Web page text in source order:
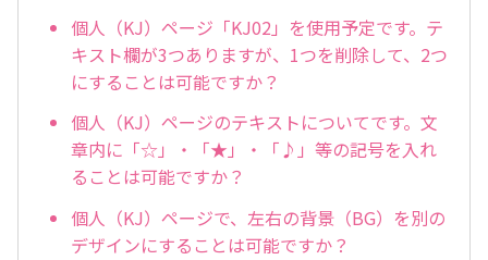
個人（KJ）ページ「KJ02」を使用予定です。テ
キスト欄が3つありますが、1つを削除して、2つ
にすることは可能ですか？
個人（KJ）ページのテキストについてです。文
章内に「☆」・「★」・「♪」等の記号を入れ
ることは可能ですか？
個人（KJ）ページで、左右の背景（BG）を別の
デザインにすることは可能ですか？